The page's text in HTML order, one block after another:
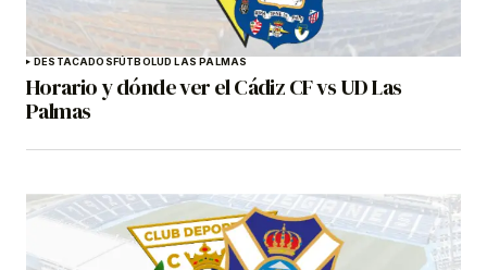
DESTACADOSFÚTBOLUD LAS PALMAS
Horario y dónde ver el Cádiz CF vs UD Las
Palmas